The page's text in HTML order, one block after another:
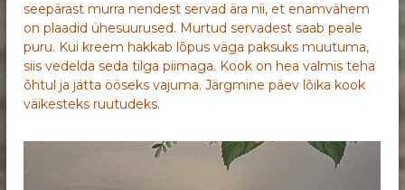
seepärast murra nendest servad ära nii, et enamvähem
on plaadid ühesuurused. Murtud servadest saab peale
puru. Kui kreem hakkab lõpus väga paksuks muutuma,
siis vedelda seda tilga piimaga. Kook on hea valmis teha
õhtul ja jätta ööseks vajuma. Järgmine päev lõika kook
väikesteks ruutudeks.